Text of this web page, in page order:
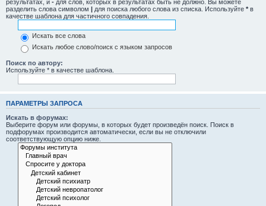
результатах, и - для слов, которых в результатах быть не должно. Вы можете
разделить слова символом | для поиска любого слова из списка. Используйте * в
качестве шаблона для частичного совпадения.
Искать все слова
Искать любое слово/поиск с языком запросов
Поиск по автору:
Используйте * в качестве шаблона.
ПАРАМЕТРЫ ЗАПРОСА
Искать в форумах:
Выберите форум или форумы, в которых будет произведён поиск. Поиск в
подфорумах производится автоматически, если вы не отключили
соответствующую опцию ниже.